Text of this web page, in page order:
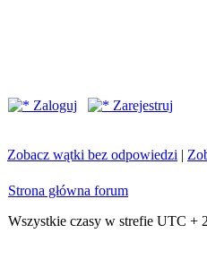
Zaloguj
Zarejestruj
Zobacz wątki bez odpowiedzi |
Strona główna forum
Wszystkie czasy w strefie UTC +